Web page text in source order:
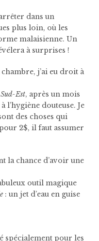
dans un
plus loin, où les
malaisienne. Un
à surprises !
j’ai eu droit à
Est, après un mois
à l’hygiène douteuse. Je
des choses qui
2$, il faut assumer
la chance d’avoir une
outil magique
: un jet d’eau en guise
spécialement pour les